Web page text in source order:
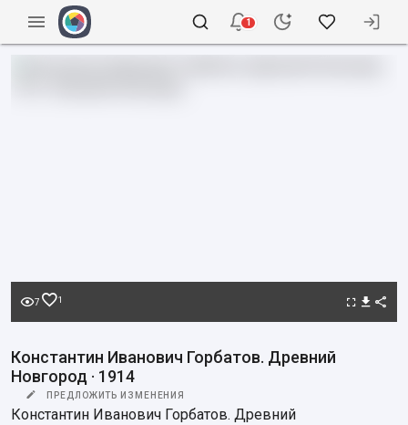
1
7 1
Константин Иванович Горбатов. Древний
Новгород · 1914
ПРЕДЛОЖИТЬ ИЗМЕНЕНИЯ
Константин Иванович Горбатов. Древний